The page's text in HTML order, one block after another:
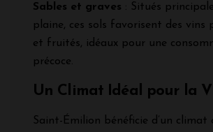
Sables et graves : Situés
plaine, ces sols favorisent des vins
et fruités, idéaux pour une
précoce.
Un Climat Idéal pour la
Saint-Émilion bénéficie d’un climat